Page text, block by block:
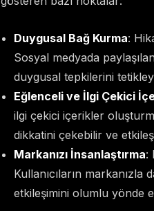
Duygusal Bağ Kurma:
Sosyal medyada
duygusal tepkilerini
Eğlenceli ve İlgi Çekici
ilgi çekici içerikler
dikkatini çekebilir ve
Markanızı İnsanlaştırma:
Kullanıcıların
etkileşimini olumlu yönde